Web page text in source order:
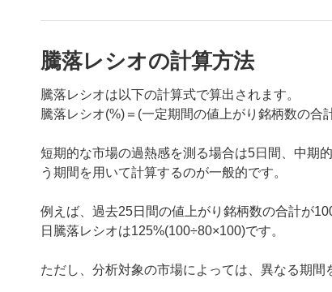
騰落レシオの計算方法
騰落レシオは以下の計算式で算出されます。
騰落レシオ(%)＝(一定期間の値上がり銘柄数の
短期的な市場の過熱感を測る場合は5日間、中期
う期間を用いて計算するのが一般的です。
例えば、過去25日間の値上がり銘柄数の合計が
日騰落レシオは125%(100÷80×100)です。
ただし、分析対象の市場によっては、異なる期間